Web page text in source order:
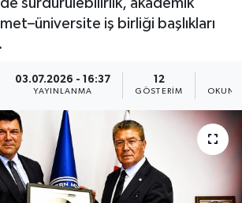
sürdürülebilirlik, akademik
iş birliği başlıkları
03.07.2026 - 16:37
YAYINLANMA
12
GÖSTERIM